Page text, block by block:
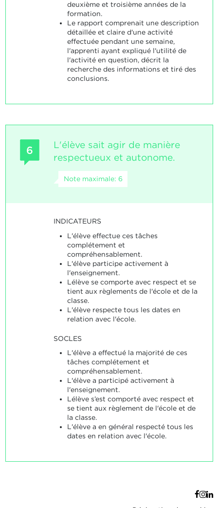
deuxième et troisième années de la
formation.
Le rapport comprenait une description
détaillée et claire d'une activité
effectuée pendant une semaine,
l'apprenti ayant expliqué l'utilité de
l'activité en question, décrit la
recherche des informations et tiré des
conclusions.
6
L'élève sait agir de manière
respectueux et autonome.
Note maximale: 6
INDICATEURS
L'élève effectue ces tâches
complétement et
compréhensablement.
L'élève participe activement à
l'enseignement.
Lélève se comporte avec respect et se
tient aux règlements de l'école et de la
classe.
L'élève respecte tous les dates en
relation avec l'école.
SOCLES
L'élève a effectué la majorité de ces
tâches complétement et
compréhensablement.
L'élève a participé activement à
l'enseignement.
Lélève s’est comporté avec respect et
se tient aux règlement de l'école et de
la classe.
L'élève a en général respecté tous les
dates en relation avec l'école.